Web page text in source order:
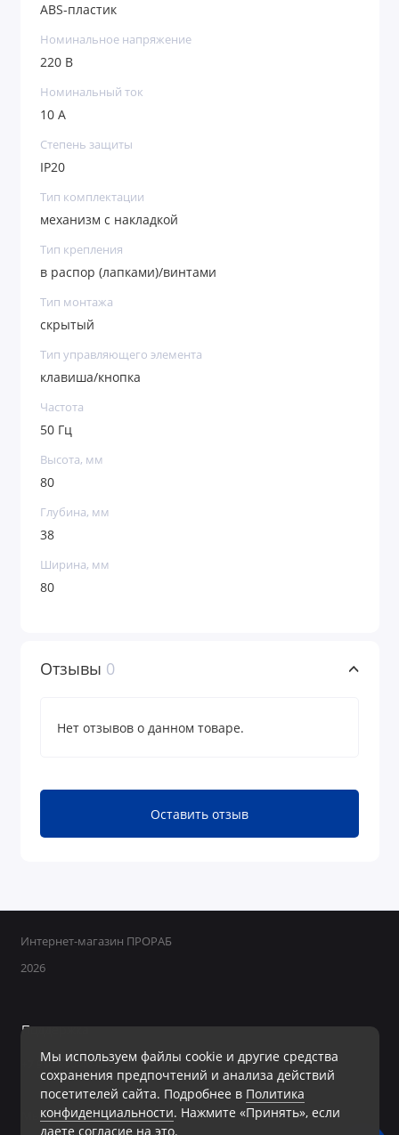
ABS-пластик
Номинальное напряжение
220 В
Номинальный ток
10 А
Степень защиты
IP20
Тип комплектации
механизм с накладкой
Тип крепления
в распор (лапками)/винтами
Тип монтажа
скрытый
Тип управляющего элемента
клавиша/кнопка
Частота
50 Гц
Высота, мм
80
Глубина, мм
38
Ширина, мм
80
Отзывы 0
Нет отзывов о данном товаре.
Оставить отзыв
Мы используем файлы cookie и другие средства
сохранения предпочтений и анализа действий
посетителей сайта. Подробнее в Политика
конфиденциальности. Нажмите «Принять», если
даете согласие на это.
Интернет-магазин ПРОРАБ
2026
Поддержка
+7 950 800-40-09
Ежедневно с 8:00 до 19:00 Без перерывов и выходных
Мы в сети